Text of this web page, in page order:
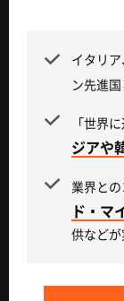
イタリ
ン先進
「世界
ジアや
業界と
ド・マ
供など